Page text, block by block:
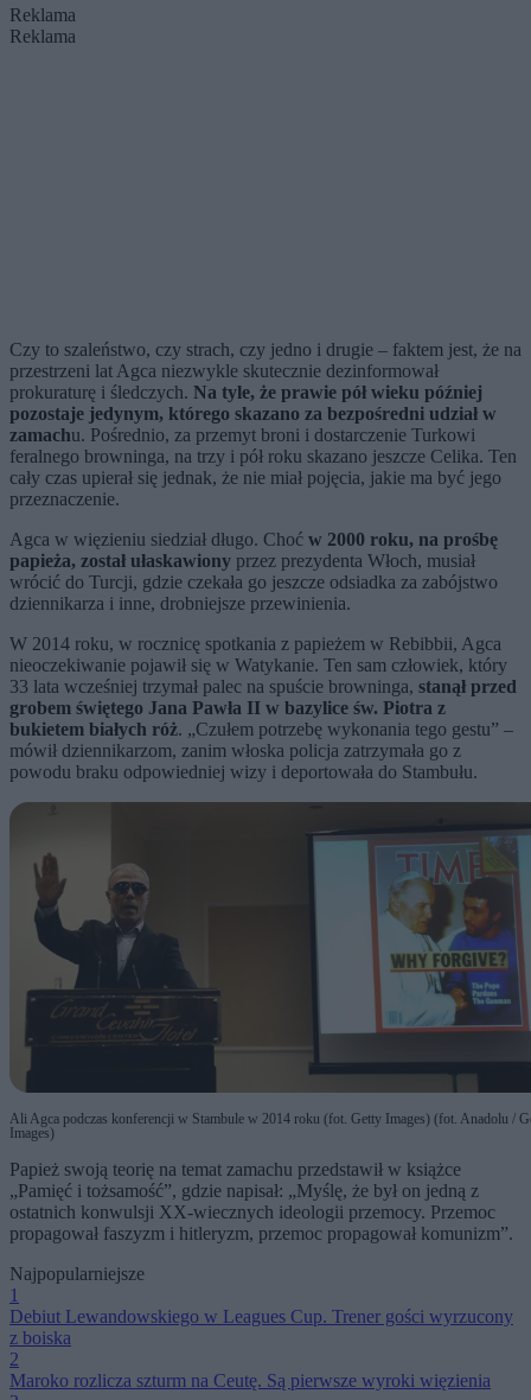
Reklama
Reklama
Czy to szaleństwo, czy strach, czy jedno i drugie – faktem jest, że na
przestrzeni lat Agca niezwykle skutecznie dezinformował
prokuraturę i śledczych. Na tyle, że prawie pół wieku później
pozostaje jedynym, którego skazano za bezpośredni udział w
zamachu. Pośrednio, za przemyt broni i dostarczenie Turkowi
feralnego browninga, na trzy i pół roku skazano jeszcze Celika. Ten
cały czas upierał się jednak, że nie miał pojęcia, jakie ma być jego
przeznaczenie.
Agca w więzieniu siedział długo. Choć w 2000 roku, na prośbę
papieża, został ułaskawiony przez prezydenta Włoch, musiał
wrócić do Turcji, gdzie czekała go jeszcze odsiadka za zabójstwo
dziennikarza i inne, drobniejsze przewinienia.
W 2014 roku, w rocznicę spotkania z papieżem w Rebibbii, Agca
nieoczekiwanie pojawił się w Watykanie. Ten sam człowiek, który
33 lata wcześniej trzymał palec na spuście browninga, stanął przed
grobem świętego Jana Pawła II w bazylice św. Piotra z
bukietem białych róż. „Czułem potrzebę wykonania tego gestu” –
mówił dziennikarzom, zanim włoska policja zatrzymała go z
powodu braku odpowiedniej wizy i deportowała do Stambułu.
Ali Agca podczas konferencji w Stambule w 2014 roku (fot. Getty Images) (fot. Anadolu /
Images)
Papież swoją teorię na temat zamachu przedstawił w książce
„Pamięć i tożsamość”, gdzie napisał: „Myślę, że był on jedną z
ostatnich konwulsji XX-wiecznych ideologii przemocy. Przemoc
propagował faszyzm i hitleryzm, przemoc propagował komunizm”.
Najpopularniejsze
1
Debiut Lewandowskiego w Leagues Cup. Trener gości wyrzucony
z boiska
2
Maroko rozlicza szturm na Ceutę. Są pierwsze wyroki więzienia